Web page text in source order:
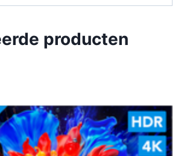
producten